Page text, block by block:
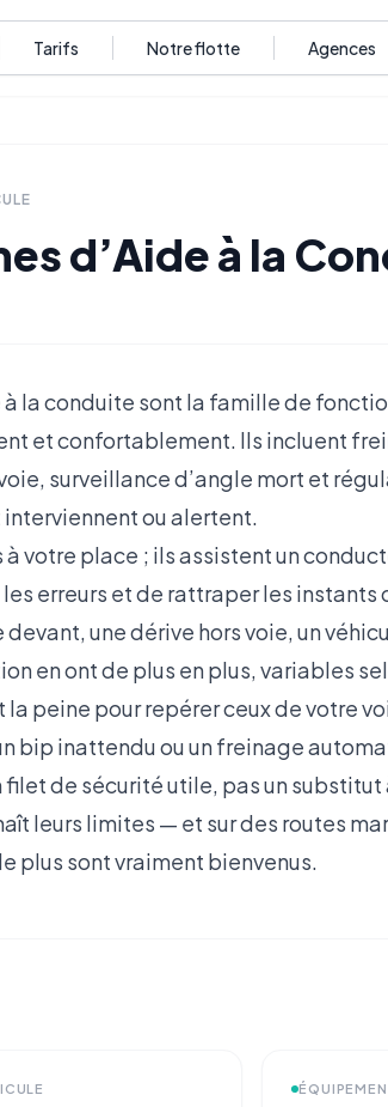
Tarifs Notre flotte Agences
d’Aide à la
à la conduite sont la famille de
et confortablement. Ils incluent
surveillance d’angle mort et
ou alertent.
à votre place ; ils assistent un
erreurs et de rattraper les
une dérive hors voie, un
en ont de plus en plus, variables
la peine pour repérer ceux de votre
bip inattendu ou un freinage
filet de sécurité utile, pas un
leurs limites — et sur des routes
plus sont vraiment bienvenus.